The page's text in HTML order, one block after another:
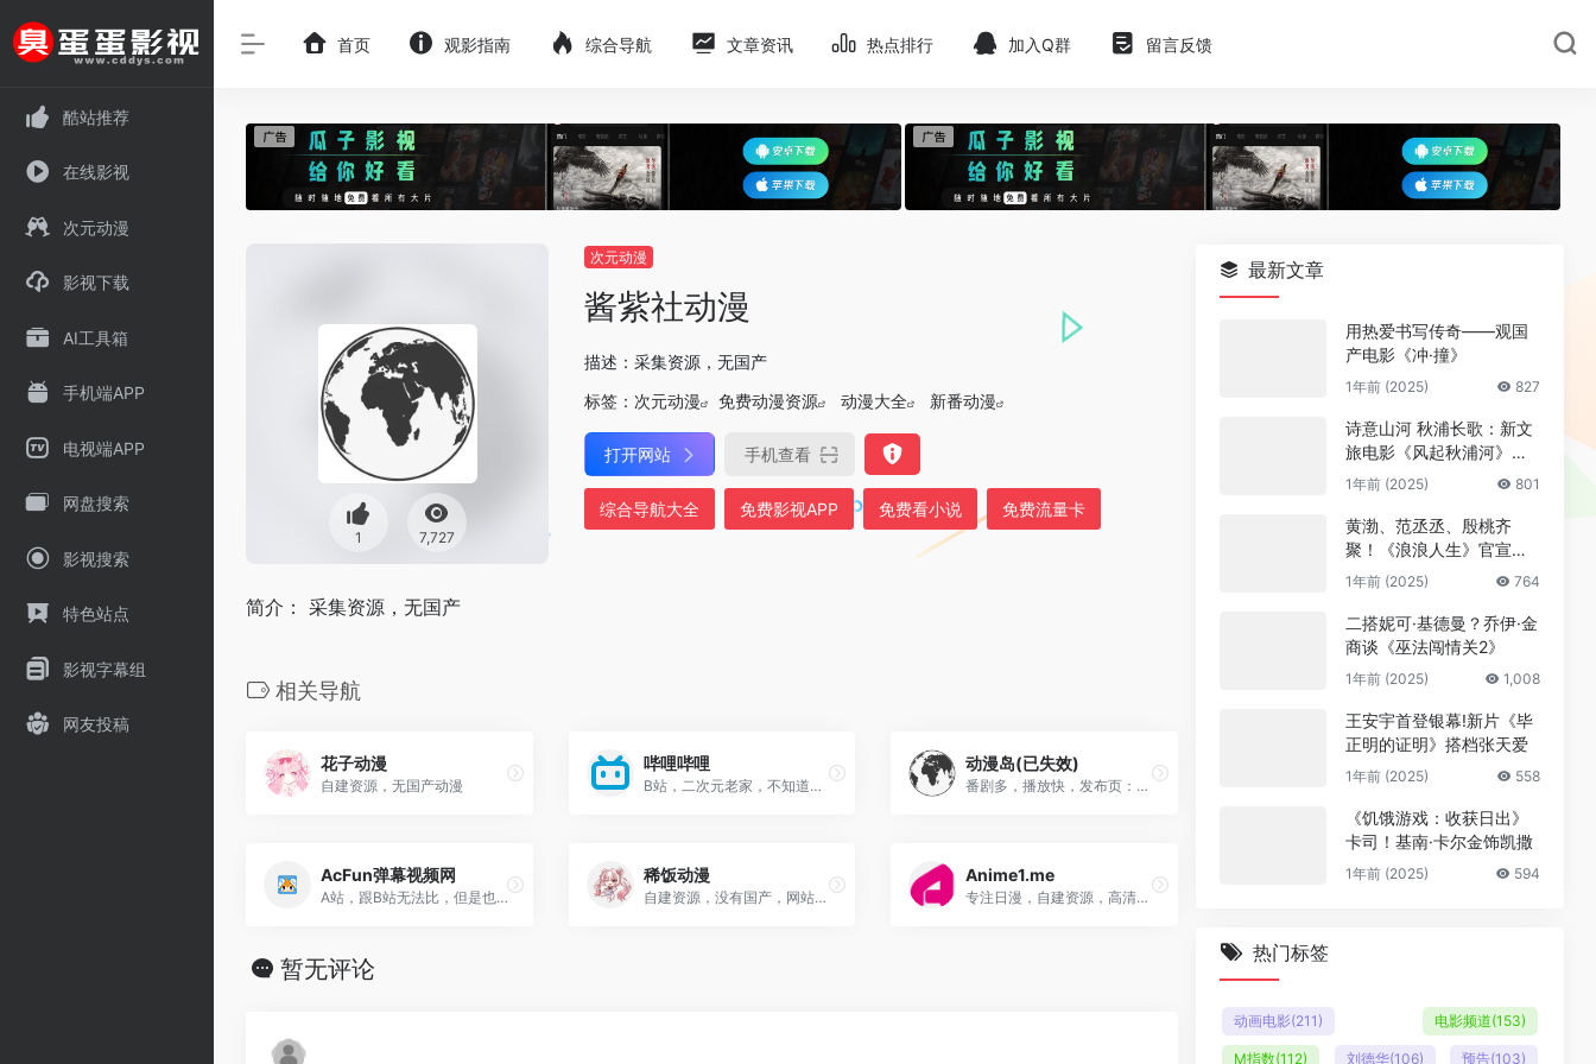
酷站推荐
在线影视
次元动漫
影视下载
AI工具箱
手机端APP
电视端APP
网盘搜索
影视搜索
特色站点
影视字幕组
网友投稿
首页 观影指南 综合导航 文章资讯 热点排行 加入Q群 留言反馈
1 7,727
次元动漫
酱紫社动漫
描述：采集资源，无国产
标签： 次元动漫 免费动漫资源 动漫大全 新番动漫
打开网站 手机查看
综合导航大全 免费影视APP 免费看小说 免费流量卡
简介： 采集资源，无国产
相关导航
花子动漫
自建资源，无国产动漫
哔哩哔哩
B站，二次元老家，不知道就别玩了
动漫岛(已失效)
番剧多，播放快，发布页：http://www.dmd8.com/
AcFun弹幕视频网
A站，跟B站无法比，但是也是二次元老站了
稀饭动漫
自建资源，没有国产，网站打开较慢，少许广告
Anime1.me
专注日漫，自建资源，高清秒播放
暂无评论
最新文章
用热爱书写传奇——观国
产电影《冲·撞》
1年前 (2025) 827
诗意山河 秋浦长歌：新文
旅电影《风起秋浦河》今
日全国公映
1年前 (2025) 801
黄渤、范丞丞、殷桃齐
聚！《浪浪人生》官宣阵
容
1年前 (2025) 764
二搭妮可·基德曼？乔伊·金
商谈《巫法闯情关2》
1年前 (2025) 1,008
王安宇首登银幕!新片《毕
正明的证明》搭档张天爱
1年前 (2025) 558
《饥饿游戏：收获日出》
卡司！基南·卡尔金饰凯撒
1年前 (2025) 594
热门标签
动画电影(211) 电影频道(153)
M指数(112) 刘德华(106) 预告(103)